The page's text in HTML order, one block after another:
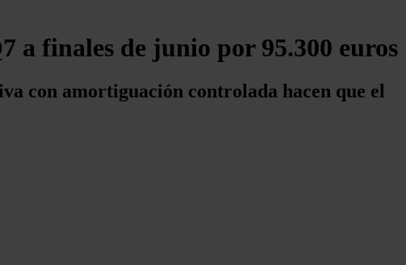
a finales de junio por 95.300 euros
con amortiguación controlada hacen que el